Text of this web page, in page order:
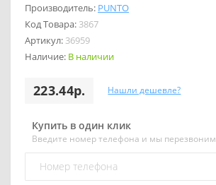
Производитель: PUNTO
Код Товара: 3867
Артикул: 36959
Наличие: В наличии
223.44р. Нашли дешевле?
Купить в один клик
Введите номер телефона и мы перезвоним